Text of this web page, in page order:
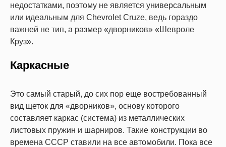
недостатками, поэтому не является универсальным
или идеальным для Chevrolet Cruze, ведь гораздо
важней не тип, а размер «дворников» «Шевроле
Круз».
Каркасные
Это самый старый, до сих пор еще востребованный
вид щеток для «дворников», основу которого
составляет каркас (система) из металлических
листовых пружин и шарниров. Такие конструкции во
времена СССР ставили на все автомобили. Пока все